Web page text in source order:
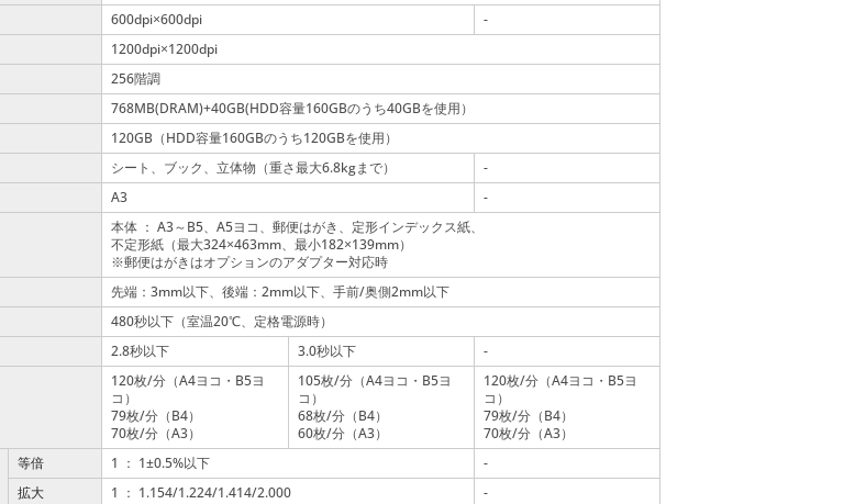
600dpi×600dpi
-
1200dpi×1200dpi
256階調
768MB(DRAM)+40GB(HDD容量160GBのうち40GBを使用）
120GB（HDD容量160GBのうち120GBを使用）
シート、ブック、立体物（重さ最大6.8kgまで）
-
A3
-
本体 ： A3～B5、A5ヨコ、郵便はがき、定形インデックス紙、
不定形紙（最大324×463mm、最小182×139mm）
※郵便はがきはオプションのアダプター対応時
先端：3mm以下、後端：2mm以下、手前/奥側2mm以下
480秒以下（室温20℃、定格電源時）
2.8秒以下 3.0秒以下
-
120枚/分（A4ヨコ・B5ヨ
コ）
79枚/分（B4）
70枚/分（A3）
105枚/分（A4ヨコ・B5ヨ
コ）
68枚/分（B4）
60枚/分（A3）
120枚/分（A4ヨコ・B5ヨ
コ）
79枚/分（B4）
70枚/分（A3）
等倍 1 ： 1±0.5%以下
-
拡大
1 ： 1.154/1.224/1.414/2.000
-